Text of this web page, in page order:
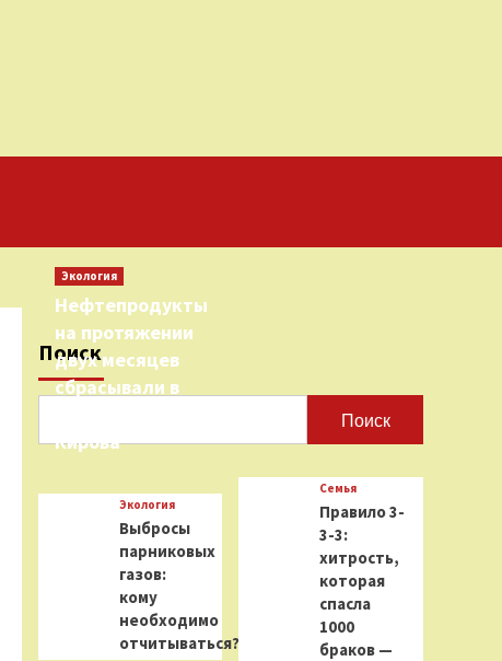
Поиск
Поиск
Экология
Нефтепродукты
на протяжении
двух месяцев
сбрасывали в
Кирова
Экология
Выбросы
парниковых
газов:
кому
необходимо
отчитываться?
Семья
Правило 3-
3-3:
хитрость,
которая
спасла
1000
браков —